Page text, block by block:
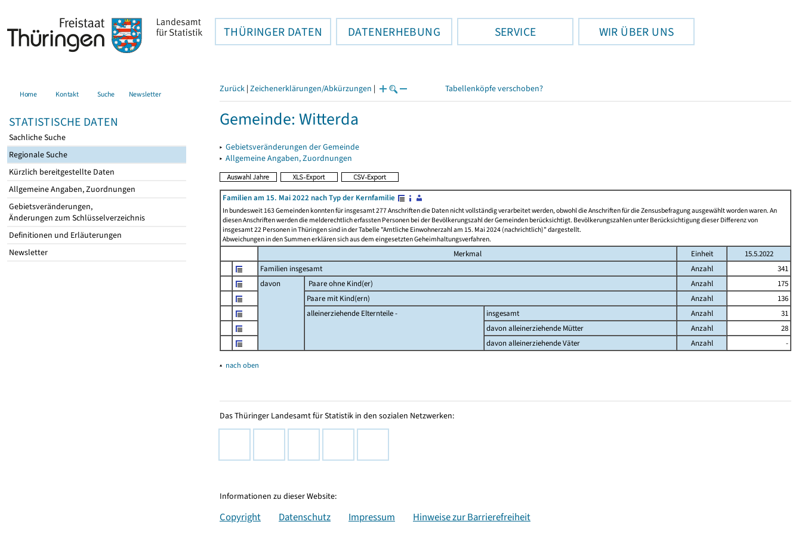
THÜRINGER DATEN DATENERHEBUNG SERVICE WIR ÜBER UNS
Home Kontakt Suche Newsletter
STATISTISCHE DATEN
Sachliche Suche
Regionale Suche
Kürzlich bereitgestellte Daten
Allgemeine Angaben, Zuordnungen
Gebietsveränderungen,
Änderungen zum Schlüsselverzeichnis
Definitionen und Erläuterungen
Newsletter
Zurück | Zeichenerklärungen/Abkürzungen | Tabellenköpfe verschoben?
Gemeinde: Witterda
▸ Gebietsveränderungen der Gemeinde
▸ Allgemeine Angaben, Zuordnungen
Familien am 15. Mai 2022 nach Typ der Kernfamilie
In bundesweit 163 Gemeinden konnten für insgesamt 277 Anschriften die Daten nicht vollständig verarbeitet werden, obwohl die Anschriften für die Zensusbefragung ausgewählt worden waren. An
diesen Anschriften werden die melderechtlich erfassten Personen bei der Bevölkerungszahl der Gemeinden berücksichtigt. Bevölkerungszahlen unter Berücksichtigung dieser Differenz von
insgesamt 22 Personen in Thüringen sind in der Tabelle "Amtliche Einwohnerzahl am 15. Mai 2024 (nachrichtlich)" dargestellt.
Abweichungen in den Summen erklären sich aus dem eingesetzten Geheimhaltungsverfahren.
Merkmal Einheit
15.5.2022
Familien insgesamt
Anzahl
341
davon
Paare ohne Kind(er) Anzahl
175
Paare mit Kind(ern)
Anzahl
136
alleinerziehende Elternteile -
insgesamt Anzahl
31
davon alleinerziehende Mütter
Anzahl
28
davon alleinerziehende Väter
Anzahl -
▴ nach oben
Das Thüringer Landesamt für Statistik in den sozialen Netzwerken:
Informationen zu dieser Website:
Copyright Datenschutz Impressum Hinweise zur Barrierefreiheit